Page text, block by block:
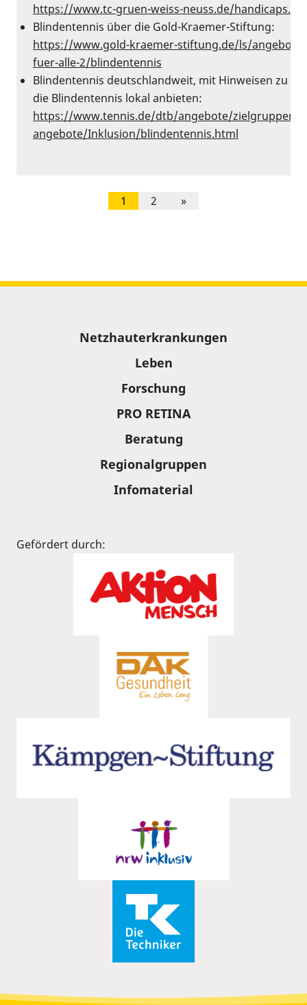
https://www.tc-gruen-weiss-neuss.de/
Blindentennis über die Gold-Kraemer-Stiftung:
⁠https://www.gold-kraemer-stiftung.de/ls/
fuer-alle-2/blindentennis
Blindentennis deutschlandweit, mit Hinweisen zu
die Blindentennis lokal anbieten:
https://www.tennis.de/dtb/angebote/
angebote/Inklusion/blindentennis.html
1 2 »
Netzhauterkrankungen
Leben
Forschung
PRO RETINA
Beratung
Regionalgruppen
Infomaterial
Gefördert durch: